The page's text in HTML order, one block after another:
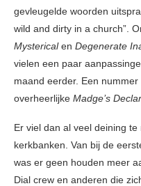
gevleugelde woorden
wild and dirty in a church”.
Mystericalen Degenerate
vielen een paar
maand eerder. Een
overheerlijke Madge’s
Er viel dan al veel deining
kerkbanken. Van bij de
was er geen houden meer
Dial crew en anderen die